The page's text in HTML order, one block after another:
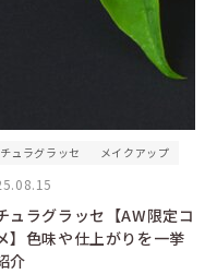
ュラグラッセ メイクアップ
ュラグラッセ【AW限定コ
】色味や仕上がりを一挙
介